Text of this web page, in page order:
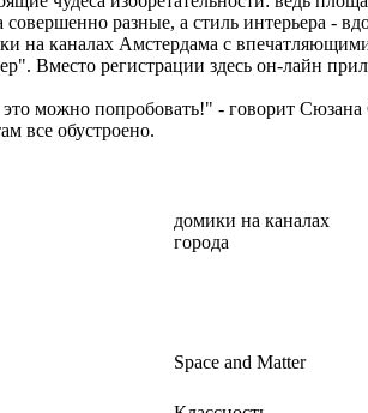
разные, а стиль интерьера -
на каналах Амстердама с
Вместо регистрации здесь он-лайн
можно попробовать!" - говорит Сюзана
все обустроено.
домики на каналах
города
Space and Matter